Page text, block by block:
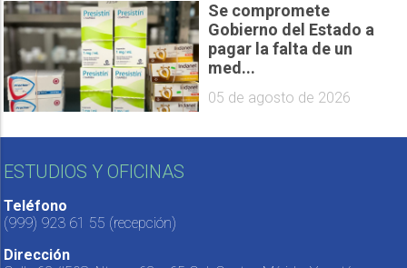
Se compromete
Gobierno del Estado a
pagar la falta de un
med...
05 de agosto de 2026
ESTUDIOS Y OFICINAS
Teléfono
(999) 923 61 55 (recepción)
Dirección